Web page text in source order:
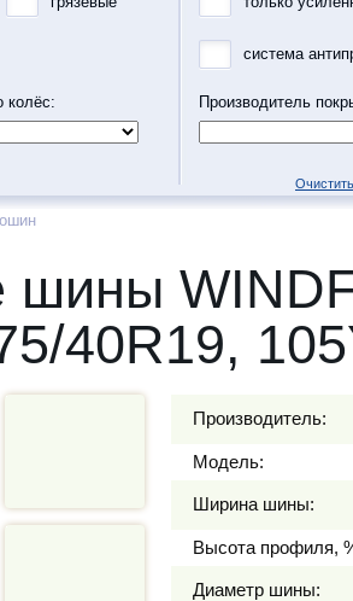
колёс:
система
Производитель
шины
40R19,
Производитель:
Модель:
Ширина шины:
Высота профиля,
Диаметр шины: